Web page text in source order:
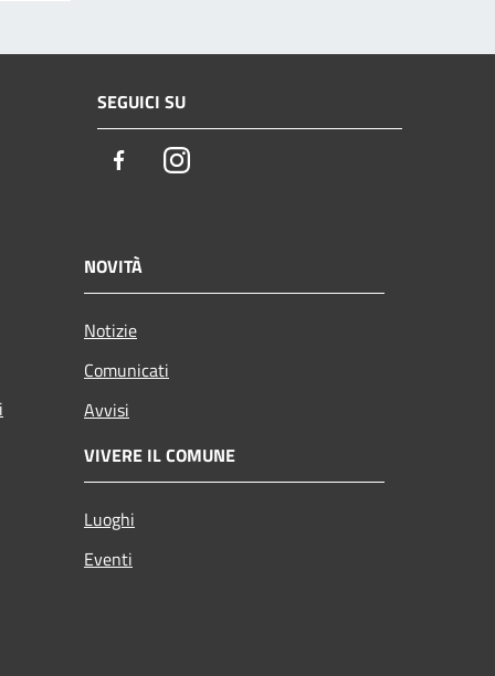
SEGUICI SU
FacebookInstagram
NOVITÀ
Notizie
Comunicati
Avvisi
VIVERE IL COMUNE
Luoghi
Eventi